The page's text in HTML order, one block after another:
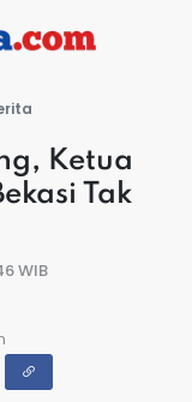
Ketua
Tak
WIB